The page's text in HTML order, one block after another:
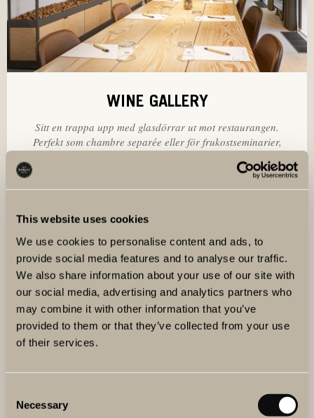
This website uses cookies
We use cookies to personalise content and ads, to
provide social media features and to analyse our traffic.
We also share information about your use of our site with
our social media, advertising and analytics partners who
may combine it with other information that you’ve
provided to them or that they’ve collected from your use
of their services.
Selection
Necessary
WINE GALLERY
Sitt en trappa upp med glasdörrar ut mot restaurangen.
Perfekt som chambre separée eller för frukostseminarier,